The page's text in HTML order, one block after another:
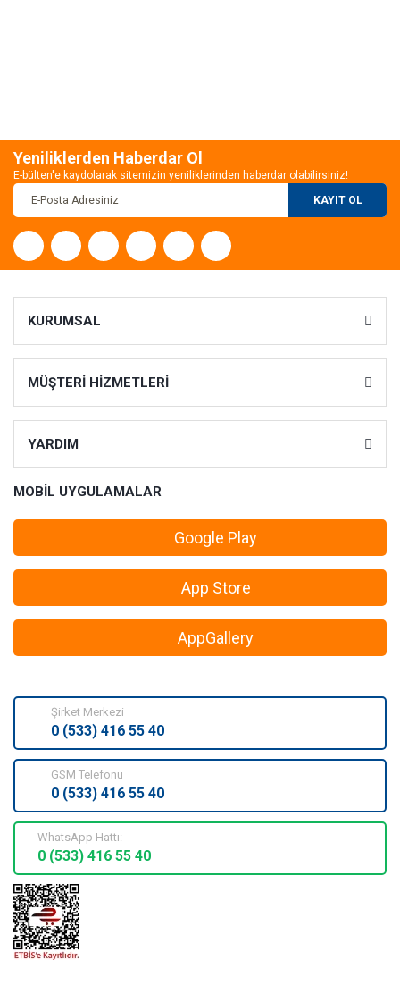
Yeniliklerden Haberdar Ol
E-bülten'e kaydolarak sitemizin yeniliklerinden haberdar olabilirsiniz!
KAYIT OL
KURUMSAL
MÜŞTERİ HİZMETLERİ
YARDIM
MOBİL UYGULAMALAR
Google Play
App Store
AppGallery
Şirket Merkezi
0 (533) 416 55 40
GSM Telefonu
0 (533) 416 55 40
WhatsApp Hattı:
0 (533) 416 55 40